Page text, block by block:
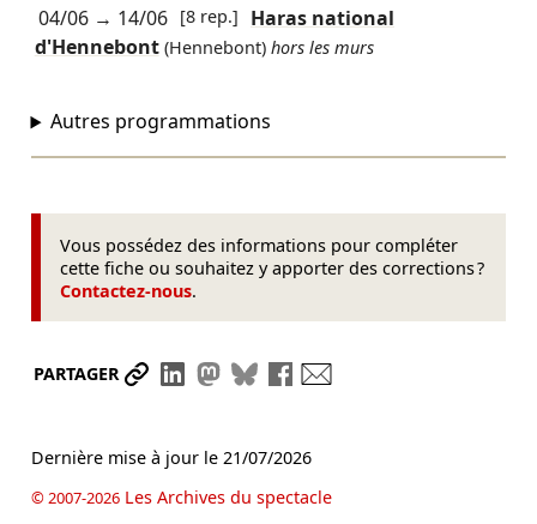
04/06→ 14/06 [8 rep.]
Haras national
d'Hennebont (Hennebont) hors les murs
Autres programmations
Vous possédez des informations pour compléter
cette fiche ou souhaitez y apporter des corrections ?
Contactez-nous.
PARTAGER Partager le lien
Partager sur LinkedIn
Partager sur Mastodon
Partager sur Bluesky
Partager sur Facebook
Dernière mise à jour le 21/07/2026
© 2007-2026Les Archives du spectacle